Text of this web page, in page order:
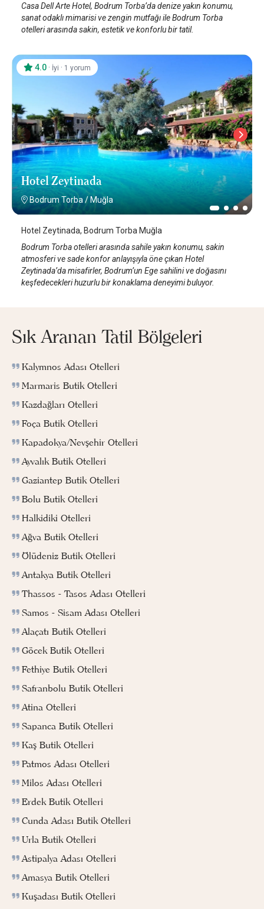
Casa Dell Arte Hotel, Bodrum Torba’da denize yakın konumu,
sanat odaklı mimarisi ve zengin mutfağı ile Bodrum Torba
otelleri arasında sakin, estetik ve konforlu bir tatil.
Hotel Zeytinada
Bodrum Torba / Muğla
4.0 · İyi · 1 yorum
Hotel Zeytinada, Bodrum Torba Muğla
Bodrum Torba otelleri arasında sahile yakın konumu, sakin
atmosferi ve sade konfor anlayışıyla öne çıkan Hotel
Zeytinada’da misafirler, Bodrum’un Ege sahilini ve doğasını
keşfedecekleri huzurlu bir konaklama deneyimi buluyor.
Sık Aranan Tatil Bölgeleri
Kalymnos Adası Otelleri
Marmaris Butik Otelleri
Kazdağları Otelleri
Foça Butik Otelleri
Kapadokya/Nevşehir Otelleri
Ayvalık Butik Otelleri
Gaziantep Butik Otelleri
Bolu Butik Otelleri
Halkidiki Otelleri
Ağva Butik Otelleri
Ölüdeniz Butik Otelleri
Antakya Butik Otelleri
Thassos - Tasos Adası Otelleri
Samos - Sisam Adası Otelleri
Alaçatı Butik Otelleri
Göcek Butik Otelleri
Fethiye Butik Otelleri
Safranbolu Butik Otelleri
Atina Otelleri
Sapanca Butik Otelleri
Kaş Butik Otelleri
Patmos Adası Otelleri
Milos Adası Otelleri
Erdek Butik Otelleri
Cunda Adası Butik Otelleri
Urla Butik Otelleri
Astipalya Adası Otelleri
Amasya Butik Otelleri
Kuşadası Butik Otelleri